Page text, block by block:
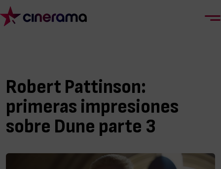
Robert Pattinson:
primeras impresiones
sobre Dune parte 3